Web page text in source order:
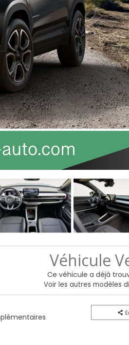
Véhicule
Ce véhicule a déjà
Voir les autres modèles